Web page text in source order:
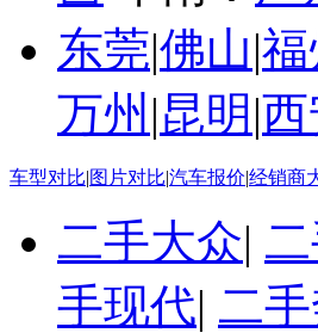
东莞|佛山|福
万州 |昆明 |西
车型对比|图片对比|汽车报价|经销商
二手大众|
手现代| 二